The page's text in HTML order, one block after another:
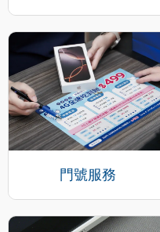
門號服務